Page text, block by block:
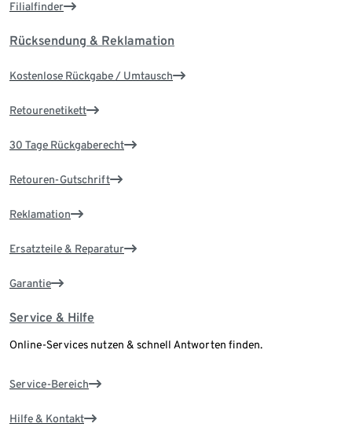
Filialfinder
Rücksendung & Reklamation
Kostenlose Rückgabe / Umtausch
Retourenetikett
30 Tage Rückgaberecht
Retouren-Gutschrift
Reklamation
Ersatzteile & Reparatur
Garantie
Service & Hilfe
Online-Services nutzen & schnell Antworten finden.
Service-Bereich
Hilfe & Kontakt